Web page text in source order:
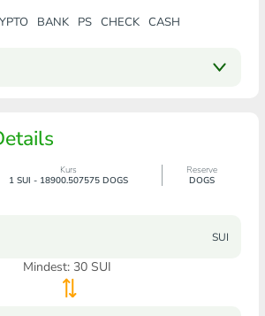
BANK PS CHECK CASH
Kurs
1 SUI - 18900.507575 DOGS
Reserve
DOGS
SUI
Mindest: 30 SUI